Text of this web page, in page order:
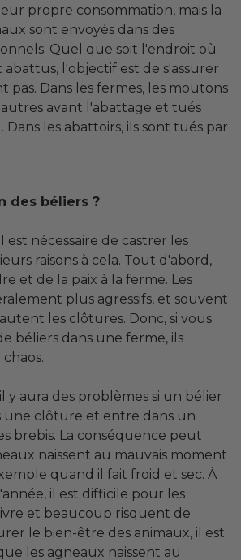
propre consommation, mais la
sont envoyés dans des
Quel que soit l'endroit où
abattus, l'objectif est de s'assurer
pas. Dans les fermes, les moutons
autres avant l'abattage et tués
les abattoirs, ils sont tués par
des béliers ?
est nécessaire de castrer les
raisons à cela. Tout d'abord,
et de la paix à la ferme. Les
plus agressifs, et souvent
les clôtures. Donc, si vous
béliers dans une ferme, ils
y aura des problèmes si un bélier
une clôture et entre dans un
brebis. La conséquence peut
naissent au mauvais moment
quand il fait froid et sec. À
il est difficile pour les
et beaucoup risquent de
le bien-être des animaux, il est
les agneaux naissent au